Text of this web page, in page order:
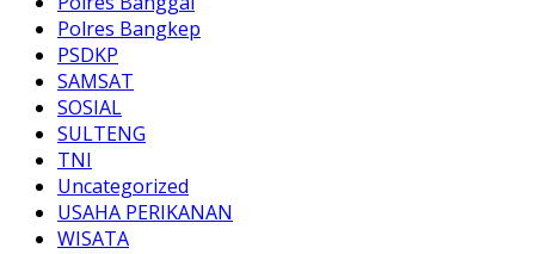
Polres Bangkep
PSDKP
SAMSAT
SOSIAL
SULTENG
TNI
Uncategorized
USAHA PERIKANAN
WISATA